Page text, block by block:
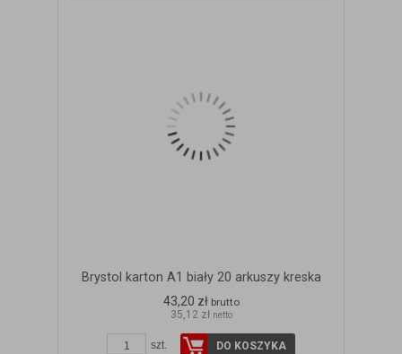
Brystol karton A1 biały 20 arkuszy kreska
43,20 zł brutto
35,12 zł netto
szt. DO KOSZYKA